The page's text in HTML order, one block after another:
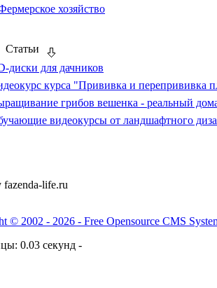
хозяйство
Статьи
диски для дачников
курса "Прививка и перепрививка
грибов вешенка - реальный
видеокурсы от ландшафтного
life.ru
0.03 секунд -